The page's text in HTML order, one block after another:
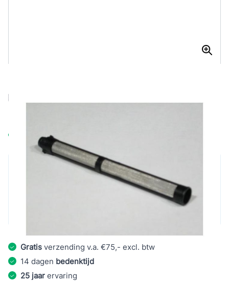
GRACO 287032
Op voorraad
Aantal
Gratis verzending v.a. €75,- excl. btw
14 dagen bedenktijd
25 jaar ervaring